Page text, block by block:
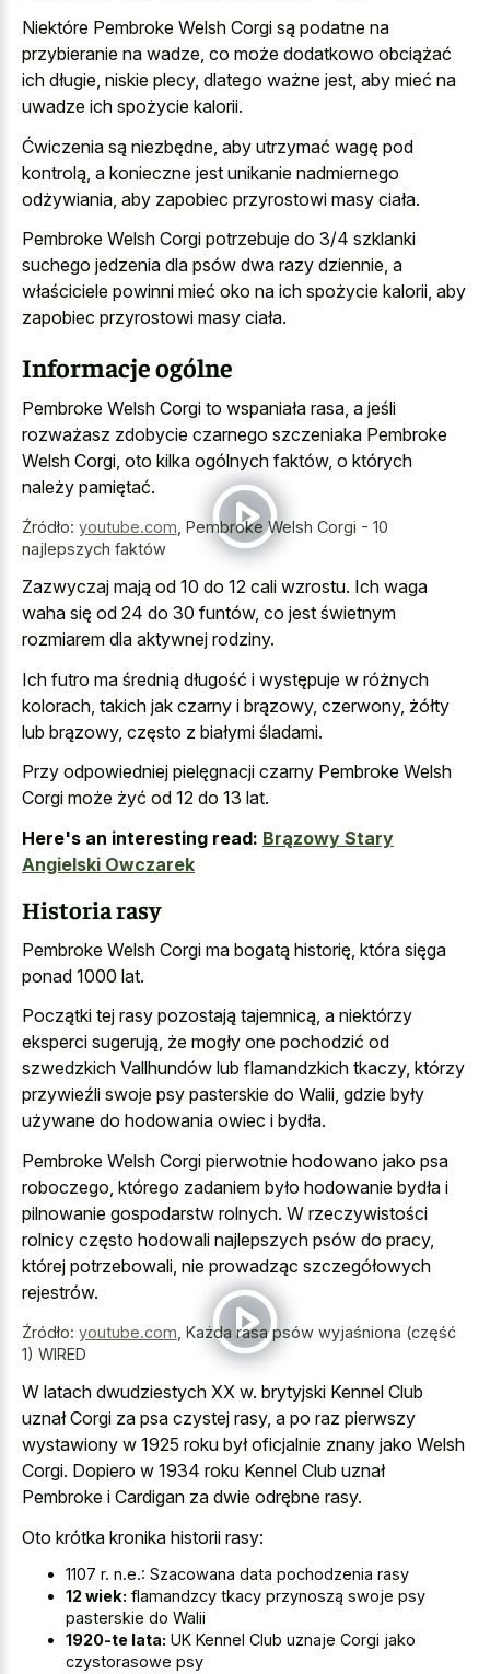
Niektóre Pembroke Welsh Corgi są podatne na
przybieranie na wadze, co może dodatkowo obciążać
ich długie, niskie plecy, dlatego ważne jest, aby mieć na
uwadze ich spożycie kalorii.
Ćwiczenia są niezbędne, aby utrzymać wagę pod
kontrolą, a konieczne jest unikanie nadmiernego
odżywiania, aby zapobiec przyrostowi masy ciała.
Pembroke Welsh Corgi potrzebuje do 3/4 szklanki
suchego jedzenia dla psów dwa razy dziennie, a
właściciele powinni mieć oko na ich spożycie kalorii, aby
zapobiec przyrostowi masy ciała.
Informacje ogólne
Pembroke Welsh Corgi to wspaniała rasa, a jeśli
rozważasz zdobycie czarnego szczeniaka Pembroke
Welsh Corgi, oto kilka ogólnych faktów, o których
należy pamiętać.
Źródło: youtube.com Pembroke Welsh Corgi - 10
najlepszych faktów
Zazwyczaj mają od 10 do 12 cali wzrostu. Ich waga
waha się od 24 do 30 funtów, co jest świetnym
rozmiarem dla aktywnej rodziny.
Ich futro ma średnią długość i występuje w różnych
kolorach, takich jak czarny i brązowy, czerwony, żółty
lub brązowy, często z białymi śladami.
Przy odpowiedniej pielęgnacji czarny Pembroke Welsh
Corgi może żyć od 12 do 13 lat.
Here's an interesting read: Brązowy Stary
Angielski Owczarek
Historia rasy
Pembroke Welsh Corgi ma bogatą historię, która sięga
ponad 1000 lat.
Początki tej rasy pozostają tajemnicą, a niektórzy
eksperci sugerują, że mogły one pochodzić od
szwedzkich Vallhundów lub flamandzkich tkaczy, którzy
przywieźli swoje psy pasterskie do Walii, gdzie były
używane do hodowania owiec i bydła.
Pembroke Welsh Corgi pierwotnie hodowano jako psa
roboczego, którego zadaniem było hodowanie bydła i
pilnowanie gospodarstw rolnych. W rzeczywistości
rolnicy często hodowali najlepszych psów do pracy,
której potrzebowali, nie prowadząc szczegółowych
rejestrów.
Źródło: youtube.com Każda rasa psów wyjaśniona (część
1) WIRED
W latach dwudziestych XX w. brytyjski Kennel Club
uznał Corgi za psa czystej rasy, a po raz pierwszy
wystawiony w 1925 roku był oficjalnie znany jako Welsh
Corgi. Dopiero w 1934 roku Kennel Club uznał
Pembroke i Cardigan za dwie odrębne rasy.
Oto krótka kronika historii rasy:
1107 r. n.e.: Szacowana data pochodzenia rasy
12 wiek: flamandzcy tkacy przynoszą swoje psy
pasterskie do Walii
1920-te lata: UK Kennel Club uznaje Corgi jako
czystorasowe psy